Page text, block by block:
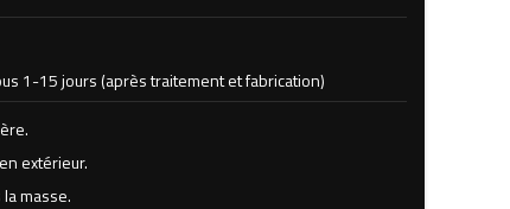
1-15 jours (après traitement et fabrication)
extérieur.
masse.